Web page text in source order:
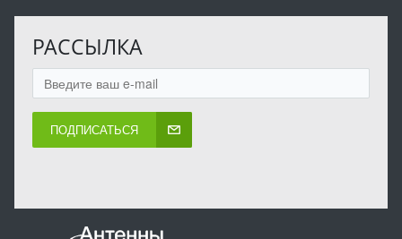
РАССЫЛКА
ПОДПИСАТЬСЯ